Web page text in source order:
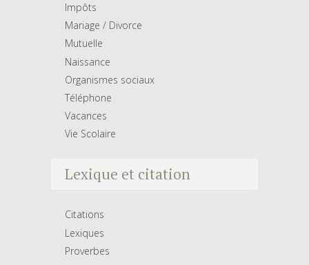
Impôts
Mariage / Divorce
Mutuelle
Naissance
Organismes sociaux
Téléphone
Vacances
Vie Scolaire
Lexique et citation
Citations
Lexiques
Proverbes